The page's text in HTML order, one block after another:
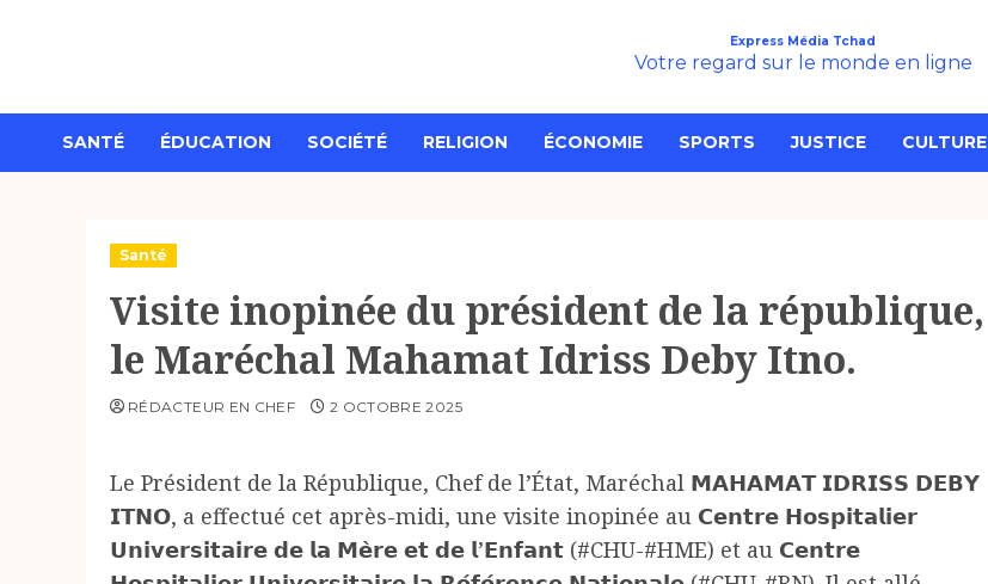
Express Média Tchad
Votre regard sur le monde en ligne
SANTÉ ÉDUCATION SOCIÉTÉ RELIGION ÉCONOMIE SPORTS JUSTICE CULTURE
Santé
Visite inopinée du président de la république,
le Maréchal Mahamat Idriss Deby Itno.
RÉDACTEUR EN CHEF 2 OCTOBRE 2025
Le Président de la République, Chef de l’État, Maréchal 𝗠𝗔𝗛𝗔𝗠𝗔𝗧 𝗜𝗗𝗥𝗜𝗦𝗦 𝗗𝗘𝗕𝗬
𝗜𝗧𝗡𝗢, a effectué cet après-midi, une visite inopinée au 𝗖𝗲𝗻𝘁𝗿𝗲 𝗛𝗼𝘀𝗽𝗶𝘁𝗮𝗹𝗶𝗲𝗿
𝗨𝗻𝗶𝘃𝗲𝗿𝘀𝗶𝘁𝗮𝗶𝗿𝗲 𝗱𝗲 𝗹𝗮 𝗠𝗲̀𝗿𝗲 𝗲𝘁 𝗱𝗲 𝗹’𝗘𝗻𝗳𝗮𝗻𝘁 (#CHU-#HME) et au 𝗖𝗲𝗻𝘁𝗿𝗲